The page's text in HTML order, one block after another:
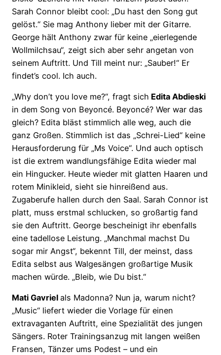
Sarah Connor bleibt cool: „Du hast den Song gut
gelöst.“ Sie mag Anthony lieber mit der Gitarre.
George hält Anthony zwar für keine „eierlegende
Wollmilchsau“, zeigt sich aber sehr angetan von
seinem Auftritt. Und Till meint nur: „Sauber!“ Er
findet’s cool. Ich auch.
„Why don’t you love me?“, fragt sich Edita Abdieski
in dem Song von Beyoncé. Beyoncé? Wer war das
gleich? Edita bläst stimmlich alle weg, auch die
ganz Großen. Stimmlich ist das „Schrei-Lied“ keine
Herausforderung für „Ms Voice“. Und auch optisch
ist die extrem wandlungsfähige Edita wieder mal
ein Hingucker. Heute wieder mit glatten Haaren und
rotem Minikleid, sieht sie hinreißend aus.
Zugaberufe hallen durch den Saal. Sarah Connor ist
platt, muss erstmal schlucken, so großartig fand
sie den Auftritt. George bescheinigt ihr ebenfalls
eine tadellose Leistung. „Manchmal machst Du
sogar mir Angst“, bekennt Till, der meinst, dass
Edita selbst aus Walgesängen großartige Musik
machen würde. „Bleib, wie Du bist.“
Mati Gavriel als Madonna? Nun ja, warum nicht?
„Music“ liefert wieder die Vorlage für einen
extravaganten Auftritt, eine Spezialität des jungen
Sängers. Roter Trainingsanzug mit langen weißen
Fransen, Tänzer ums Podest – und ein